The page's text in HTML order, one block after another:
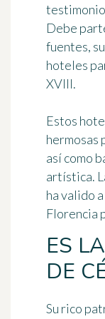
Debe
fuentes,
hoteles
XVIII.
Estos
hermosas
así como
artística.
ha valido
Florencia
ES
DE
Su rico